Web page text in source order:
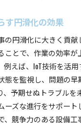
す円滑化の効果
の円滑化に大きく貢献
ことで、作業の効率が
例えば、IoT技術を活
態を監視し、問題の
、予期せぬトラブルを
ーズな進行をサポート
、競争力のある設備工